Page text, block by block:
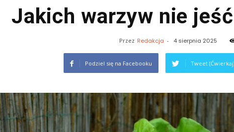
Jakich warzyw nie
Przez Redakcja - 4 sierpnia 2025
Podziel się na Facebooku Tweet